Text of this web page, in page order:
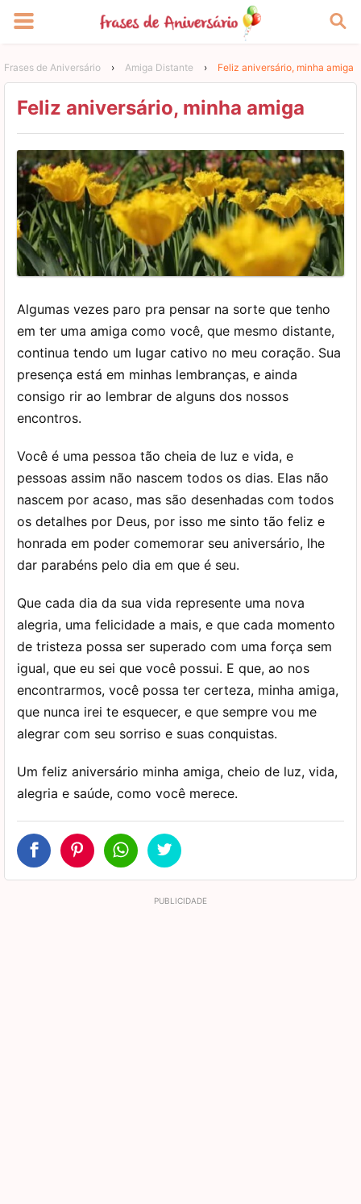
Frases de Aniversário › Amiga Distante › Feliz aniversário, minha amiga
Feliz aniversário, minha amiga
Algumas vezes paro pra pensar na sorte que tenho
em ter uma amiga como você, que mesmo distante,
continua tendo um lugar cativo no meu coração. Sua
presença está em minhas lembranças, e ainda
consigo rir ao lembrar de alguns dos nossos
encontros.
Você é uma pessoa tão cheia de luz e vida, e
pessoas assim não nascem todos os dias. Elas não
nascem por acaso, mas são desenhadas com todos
os detalhes por Deus, por isso me sinto tão feliz e
honrada em poder comemorar seu aniversário, lhe
dar parabéns pelo dia em que é seu.
Que cada dia da sua vida represente uma nova
alegria, uma felicidade a mais, e que cada momento
de tristeza possa ser superado com uma força sem
igual, que eu sei que você possui. E que, ao nos
encontrarmos, você possa ter certeza, minha amiga,
que nunca irei te esquecer, e que sempre vou me
alegrar com seu sorriso e suas conquistas.
Um feliz aniversário minha amiga, cheio de luz, vida,
alegria e saúde, como você merece.